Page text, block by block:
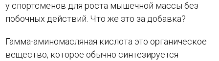
у спортсменов для роста мышечной массы без
побочных действий. Что же это за добавка?
Гамма-аминомасляная кислота это органическое
вещество, которое обычно синтезируется